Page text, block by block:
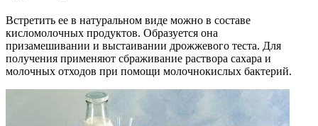
Встретить ее в натуральном виде можно в составе
кисломолочных продуктов. Образуется она
призамешивании и выстаивании дрожжевого теста. Для
получения применяют сбраживание раствора сахара и
молочных отходов при помощи молочнокислых бактерий.